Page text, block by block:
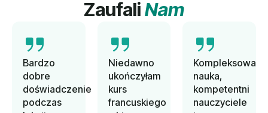
ZaufaliNam
Bardzo
dobre
doświadczenie
podczas
Niedawno
ukończyłam
kurs
francuskiego
Kompleksowa
nauka,
kompetentni
nauczyciele